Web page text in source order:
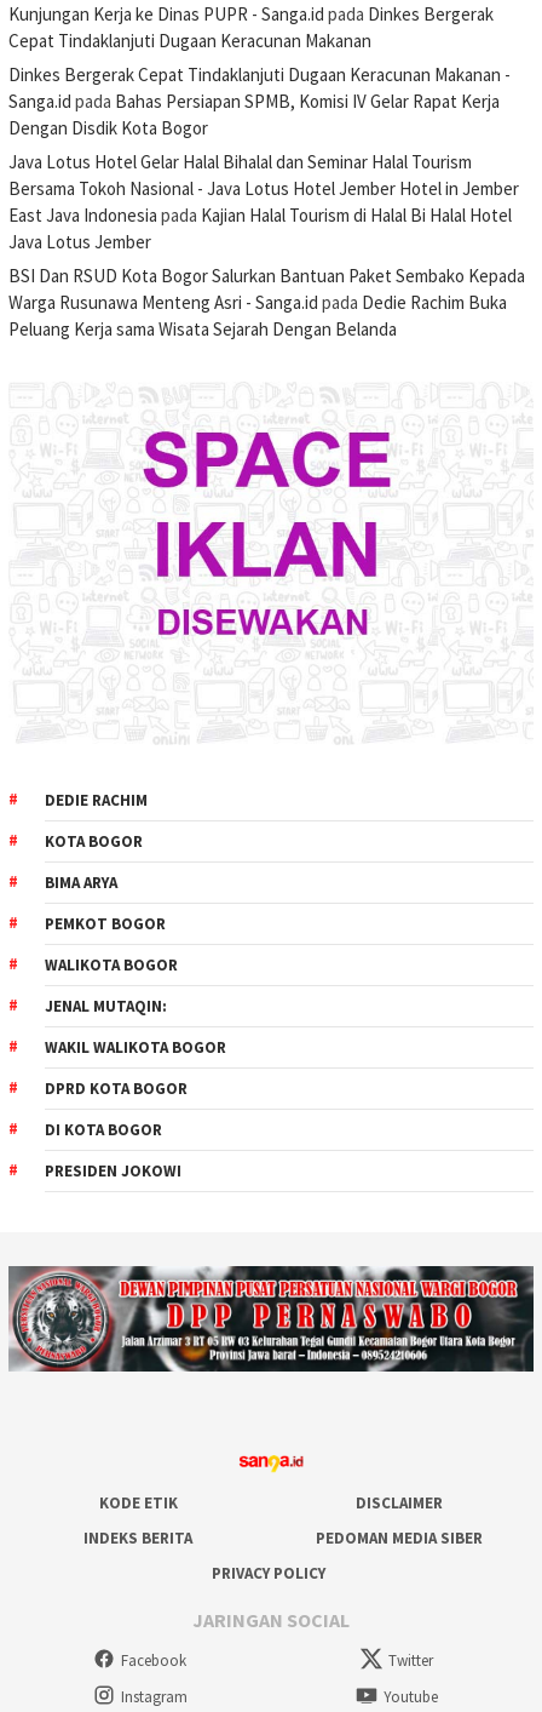
Kunjungan Kerja ke Dinas PUPR - Sanga.id pada Dinkes Bergerak
Cepat Tindaklanjuti Dugaan Keracunan Makanan
Dinkes Bergerak Cepat Tindaklanjuti Dugaan Keracunan Makanan -
Sanga.id pada Bahas Persiapan SPMB, Komisi IV Gelar Rapat Kerja
Dengan Disdik Kota Bogor
Java Lotus Hotel Gelar Halal Bihalal dan Seminar Halal Tourism
Bersama Tokoh Nasional - Java Lotus Hotel Jember Hotel in Jember
East Java Indonesia pada Kajian Halal Tourism di Halal Bi Halal Hotel
Java Lotus Jember
BSI Dan RSUD Kota Bogor Salurkan Bantuan Paket Sembako Kepada
Warga Rusunawa Menteng Asri - Sanga.id pada Dedie Rachim Buka
Peluang Kerja sama Wisata Sejarah Dengan Belanda
DEDIE RACHIM
KOTA BOGOR
BIMA ARYA
PEMKOT BOGOR
WALIKOTA BOGOR
JENAL MUTAQIN:
WAKIL WALIKOTA BOGOR
DPRD KOTA BOGOR
DI KOTA BOGOR
PRESIDEN JOKOWI
KODE ETIK
DISCLAIMER
INDEKS BERITA
PEDOMAN MEDIA SIBER
PRIVACY POLICY
JARINGAN SOCIAL
Facebook
Twitter
Instagram
Youtube